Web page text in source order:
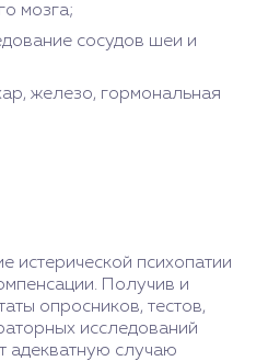
мозга;
сосудов шеи и
железо, гормональная
истерической психопатии
Получив и
опросников, тестов,
исследований
адекватную случаю